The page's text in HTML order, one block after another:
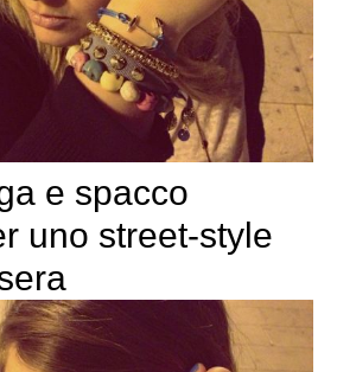
e spacco
uno street-style